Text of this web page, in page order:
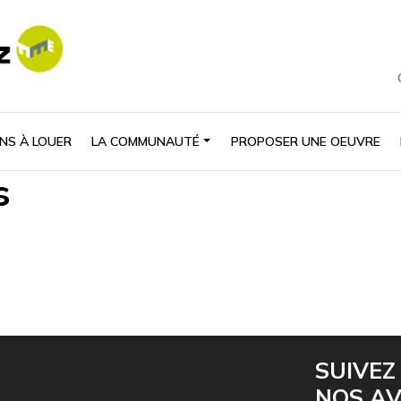
À LOUER LA COMMUNAUTÉ PROPOSER UNE OEUVRE